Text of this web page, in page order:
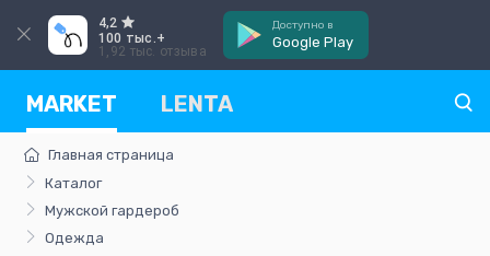
4,2
100 тыс.+
1,92 тыс. отзыва
Доступно в
Google Play
MARKET LENTA
Главная страница
Каталог
Мужской гардероб
Одежда